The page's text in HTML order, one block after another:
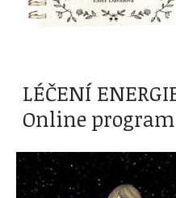
LÉČENÍ
Online program